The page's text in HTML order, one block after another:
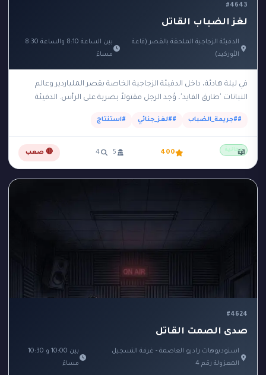
#4643
لغز الضباب القاتل
الدفيئة الزجاجية الملحقة بالقصر (قاعة
الأوركيد)
بين الساعة 8:10 والساعة 8:30
مساءً
في ليلة هادئة، داخل الدفيئة الزجاجية الخاصة بقصر الملياردير وعالم
النباتات 'طارق الفايد'، وُجد الرجل مقتولاً بضربة على الرأس. الدفيئة
##جريمة_الضباب ##لغز_جنائي #استنتاج
مجانية 400
5
4 🔴 صعب 📖
#4624
صدى الصمت القاتل
استوديوهات راديو العاصمة - غرفة التسجيل
المعزولة رقم 4
بين 10:00 و 10:30
مساءً